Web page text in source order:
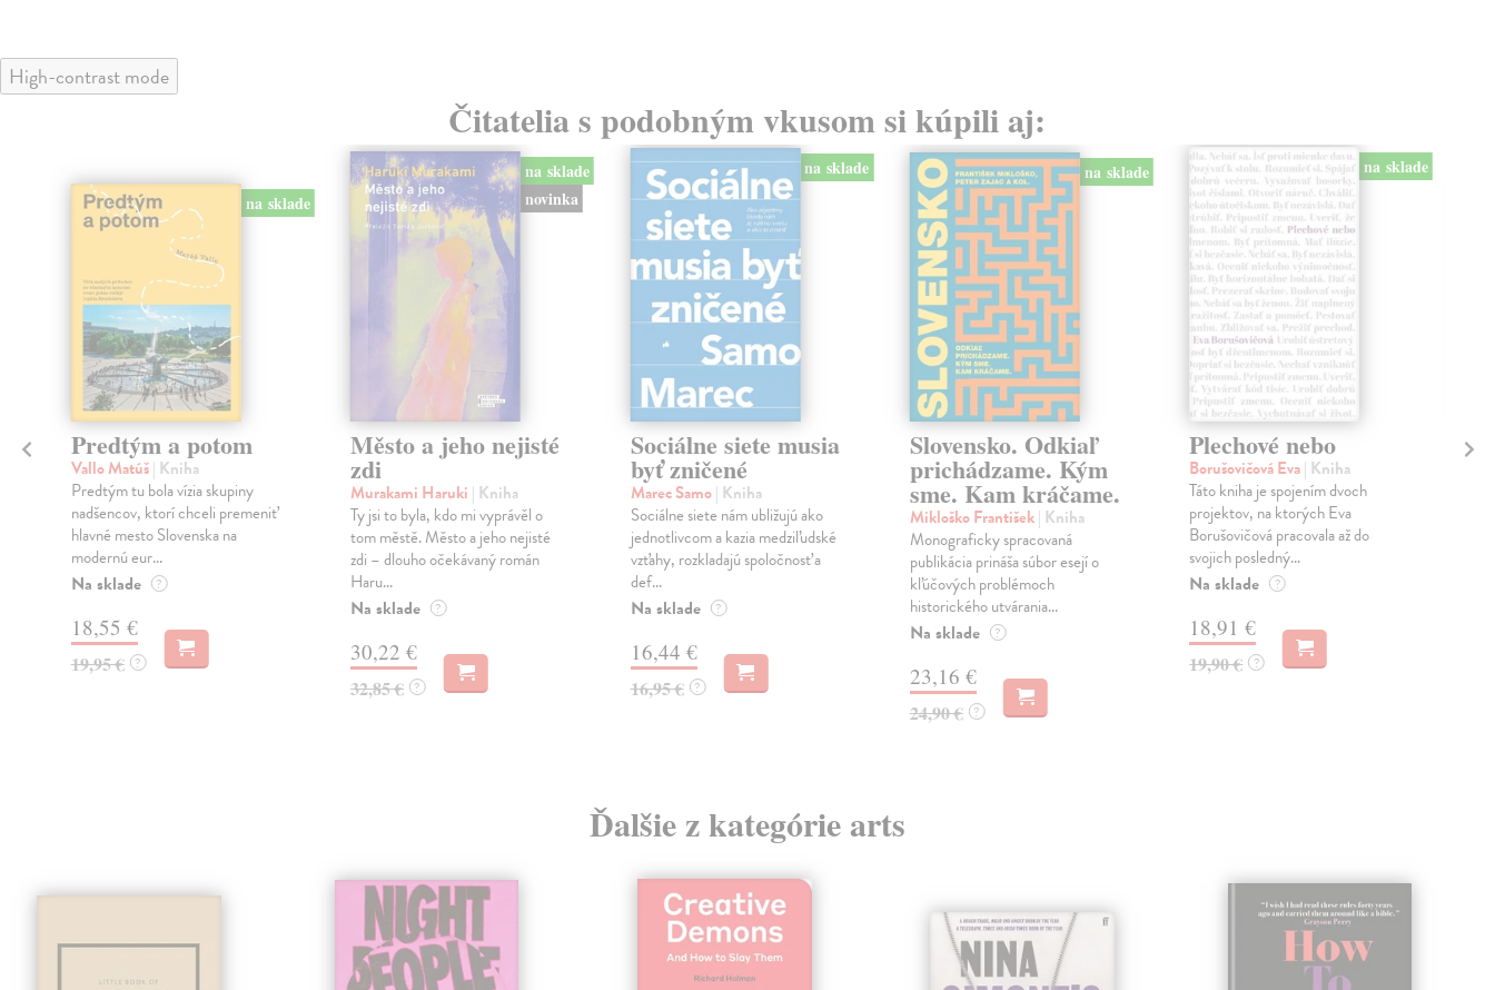
High-contrast mode
Čitatelia s podobným vkusom si kúpili aj:
na sklade
Predtým a potom
Vallo Matúš| Kniha
Predtým tu bola vízia skupiny
nadšencov, ktorí chceli premeniť
hlavné mesto Slovenska na
modernú eur...
Na sklade ?
18,55 €
19,95 € ?
na sklade
novinka
Město a jeho nejisté
zdi
Murakami Haruki | Kniha
Ty jsi to byla, kdo mi vyprávěl o
tom městě. Město a jeho nejisté
zdi – dlouho očekávaný román
Haru...
Na sklade ?
30,22 €
32,85 € ?
na sklade
Sociálne siete musia
byť zničené
Marec Samo| Kniha
Sociálne siete nám ubližujú ako
jednotlivcom a kazia medziľudské
vzťahy, rozkladajú spoločnosť a
def...
Na sklade ?
16,44 €
16,95 € ?
na sklade
Slovensko. Odkiaľ
prichádzame. Kým
sme. Kam kráčame.
Mikloško František| Kniha
Monograficky spracovaná
publikácia prináša súbor esejí o
kľúčových problémoch
historického utvárania...
Na sklade ?
23,16 €
24,90 € ?
na sklade
Plechové nebo
Borušovičová Eva| Kniha
Táto kniha je spojením dvoch
projektov, na ktorých Eva
Borušovičová pracovala až do
svojich posledný...
Na sklade ?
18,91 €
19,90 € ?
Ďalšie z kategórie arts